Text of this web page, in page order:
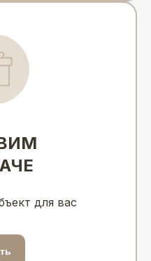
для вас